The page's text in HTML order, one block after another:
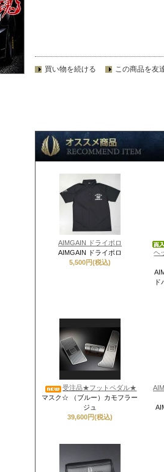
買い物を続ける この商品を友
AIMGAIN ドライポロ
AIMGAIN ドライポロ
5,500円(税込)
ヘ
受注品★フットペダル★
マスク☆ （ブルー）カモフラー
ジュ
39,600円(税込)